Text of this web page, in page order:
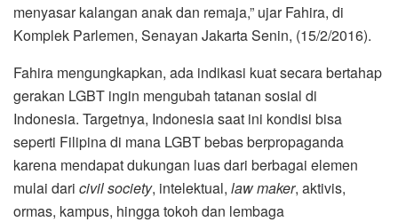
menyasar kalangan anak dan remaja,” ujar Fahira, di
Komplek Parlemen, Senayan Jakarta Senin, (15/2/2016).
Fahira mengungkapkan, ada indikasi kuat secara bertahap
gerakan LGBT ingin mengubah tatanan sosial di
Indonesia. Targetnya, Indonesia saat ini kondisi bisa
seperti Filipina di mana LGBT bebas berpropaganda
karena mendapat dukungan luas dari berbagai elemen
mulai dari civil society, intelektual, law maker, aktivis,
ormas, kampus, hingga tokoh dan lembaga